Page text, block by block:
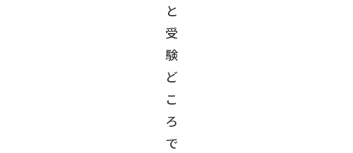
と
受
験
ど
こ
ろ
で